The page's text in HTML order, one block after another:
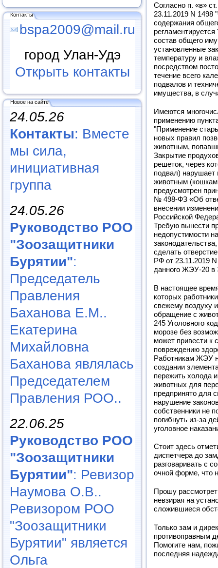
Контакты
bspa2009@mail.ru
город Улан-Удэ
Открыть контакты
Новое на сайте
24.05.26
Контакты: Вместе
мы сила,
инициативная
группа
24.05.26
Руководство РОО
"Зоозащитники
Бурятии":
Председатель
Правления
Баханова Е.М..
Екатерина
Михайловна
Баханова являлась
Председателем
Правления РОО..
22.06.25
Руководство РОО
"Зоозащитники
Бурятии": Ревизор
Наумова О.В..
Ревизором РОО
"Зоозащитники
Бурятии" является
Ольга
Согласно п. «в»
23.11.2019 N 1498
содержания
состав общего
установленные
температуру и
посредством
течение всего
подвалов и
имущества, в
Имеются
применению
"Применение
новых правил
животным,
Закрытие
решеток, через
подвал) нарушает
животным
предусмотрен
№ 498-ФЗ «Об
внесении
Российской
Требую вынести
недопустимости
сделать
РФ от 23.11.2019
данного ЖЭУ-20 в
В настоящее
которых
свежему воздуху
обращение с
245 Уголовного
морозе без
может привести к
повреждению
Работникам ЖЭУ
создании
пережить холода
животных для
предпринято для
нарушение
собственники не
погибнуть из-за
уголовное
Стоит здесь
диспетчера до
разговаривать с
очной форме, что
Прошу
невзирая на
сложившиеся
Только зам и
противоправным
Помогите нам,
последняя